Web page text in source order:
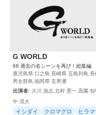
G WORLD
68 過去の名シーンを再び！総集編
鹿児島県 口之島,長崎県 五島列島,長
男女群島,福岡県 玄界灘
出演者: 大川 漁志,北村 憲一,高園 知
中 滉大
イシダイ クロマグロ
ヒラ